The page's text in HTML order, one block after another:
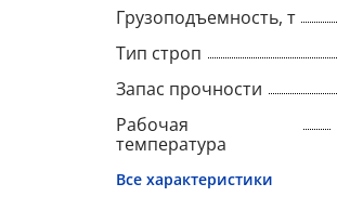
Грузоподъемность, т
Тип строп
Запас прочности
Рабочая
температура
Все характеристики